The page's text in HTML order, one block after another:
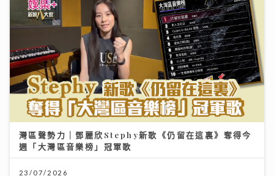
灣區聲勢力｜鄧麗欣Stephy新歌《仍留在這裏》奪得今
週「大灣區音樂榜」冠軍歌
23/07/2026